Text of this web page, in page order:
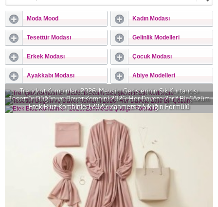
Moda Mood Kadın Modası
Tesettür Modası Gelinlik Modelleri
Erkek Modası Çocuk Modası
Ayakkabı Modası Abiye Modelleri
Trençkot Kombinleri 2026: Mevsim Geçişlerinin Şık Kurtarıcısı
Tesettür Düğün ve Davet Kombini 2026: Her Davete Zarif Bir Çözüm
Etek Bluz Kombinleri 2026: Zahmetsiz Şıklığın Formülü